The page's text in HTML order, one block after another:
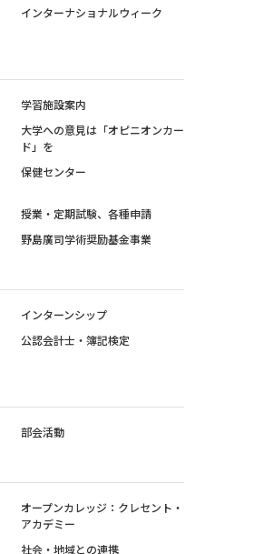
インターナショナルウィーク
学習施設案内
大学への意見は「オピニオンカー
ド」を
保健センター
授業・定期試験、各種申請
野島廣司学術奨励基金事業
インターンシップ
公認会計士・簿記検定
部会活動
オープンカレッジ：クレセント・
アカデミー
社会・地域との連携